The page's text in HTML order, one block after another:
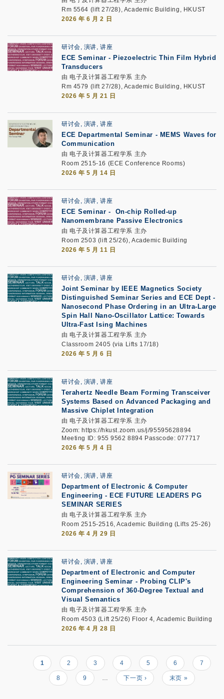
Rm 5564 (lift 27/28), Academic Building, HKUST
2026 年 6 月 2 日
研讨会, 演讲, 讲座
ECE Seminar - Piezoelectric Thin Film Hybrid
Transducers
由 电子及计算器工程学系 主办
Rm 4579 (lift 27/28), Academic Building, HKUST
2026 年 5 月 21 日
研讨会, 演讲, 讲座
ECE Departmental Seminar - MEMS Waves for
Communication
由 电子及计算器工程学系 主办
Room 2515-16 (ECE Conference Rooms)
2026 年 5 月 14 日
研讨会, 演讲, 讲座
ECE Seminar -
On-chip Rolled-up
Nanomembrane Passive Electronics
由 电子及计算器工程学系 主办
Room 2503 (lift 25/26), Academic Building
2026 年 5 月 11 日
研讨会, 演讲, 讲座
Joint Seminar by IEEE Magnetics Society
Distinguished Seminar Series and ECE Dept-
Nanosecond Phase Ordering in an Ultra-Large
Spin Hall Nano-Oscillator Lattice: Towards
Ultra-Fast Ising Machines
由 电子及计算器工程学系 主办
Classroom 2405 (via Lifts 17/18)
2026 年 5 月 6 日
研讨会, 演讲, 讲座
Terahertz Needle Beam Forming Transceiver
Systems Based on Advanced Packaging and
Massive Chiplet Integration
由 电子及计算器工程学系 主办
Zoom: https://hkust.zoom.us/j/95595628894
Meeting ID: 955 9562 8894 Passcode: 077717
2026 年 5 月 4 日
研讨会, 演讲, 讲座
Department of Electronic & Computer
Engineering - ECE FUTURE LEADERS PG
SEMINAR SERIES
由 电子及计算器工程学系 主办
Room 2515-2516, Academic Building (Lifts 25-26)
2026 年 4 月 29 日
研讨会, 演讲, 讲座
Department of Electronic and Computer
Engineering Seminar - Probing CLIP's
Comprehension of 360-Degree Textual and
Visual Semantics
由 电子及计算器工程学系 主办
Room 4503 (Lift 25/26) Floor 4, Academic Building
2026 年 4 月 28 日
Pagination
当
前
1
页
面
2
页
面
3
页
面
4
页
面
5
页
面
6
页
面
7
页
面
8
页
面
9 …
Next
page
下一页 ›
Last
page
末页 »